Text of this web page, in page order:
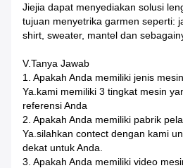
Jiejia dapat menyediakan solusi
tujuan menyetrika garmen seperti:
shirt, sweater, mantel dan
V.Tanya Jawab
1. Apakah Anda memiliki jenis
Ya.kami memiliki 3 tingkat mesin
referensi Anda
2. Apakah Anda memiliki pabrik
Ya.silahkan contect dengan kami
dekat untuk Anda.
3. Apakah Anda memiliki video